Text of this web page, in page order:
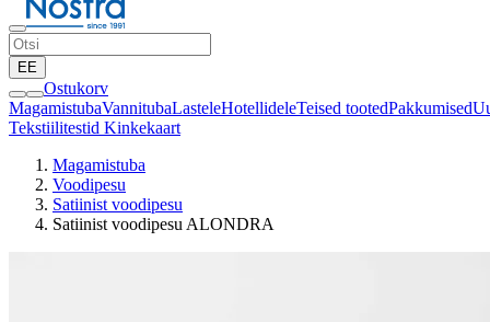
EE
Ostukorv
MagamistubaVannitubaLasteleHotellideleTeised tootedPakkumised
Tekstiilitestid Kinkekaart
Magamistuba
Voodipesu
Satiinist voodipesu
Satiinist voodipesu ALONDRA